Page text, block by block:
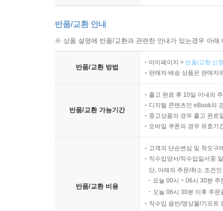
반품/교환 안내
※ 상품 설명에 반품/교환과 관련한 안내가 있는경우 아
반품/교환 방법
마이페이지 > 반품/교환 신
판매자 배송 상품은 판매자
반품/교환 가능기간
출고 완료 후 10일 이내의
디지털 콘텐츠인 eBook의
중고상품의 경우 출고 완료
모바일 쿠폰의 경우 유효기
반품/교환 비용
고객의 단순변심 및 착오구
직수입양서/직수입일서중
단, 아래의 주문/취소 조건
오늘 00시 ~ 06시 30분
오늘 06시 30분 이후 주
직수입 음반/영상물/기프트